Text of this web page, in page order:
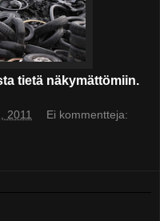
tietä näkymättömiin.
2011 Ei kommentteja: